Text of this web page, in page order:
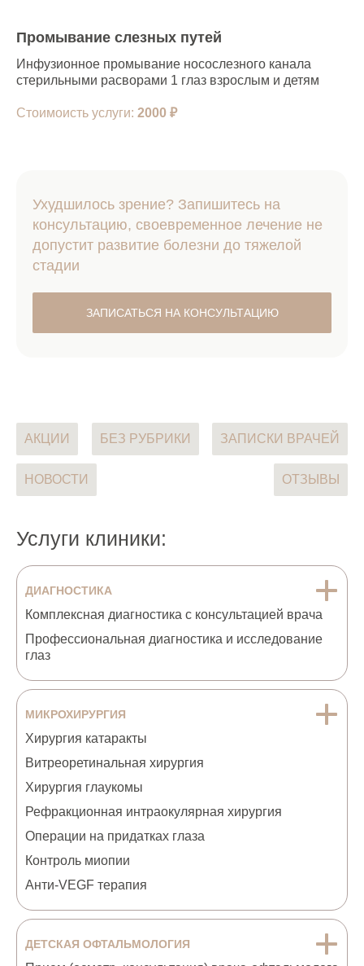
АКЦИИ БЕЗ РУБРИКИ ЗАПИСКИ ВРАЧЕЙ
НОВОСТИ ОТЗЫВЫ
Услуги клиники:
ДИАГНОСТИКА
Комплексная диагностика с консультацией врача
Профессиональная диагностика и исследование
глаз
МИКРОХИРУРГИЯ
Хирургия катаракты
Витреоретинальная хирургия
Хирургия глаукомы
Рефракционная интраокулярная хирургия
Операции на придатках глаза
Контроль миопии
Анти-VEGF терапия
ДЕТСКАЯ ОФТАЛЬМОЛОГИЯ
Промывание слезных путей
Инфузионное промывание носослезного канала
стерильными расворами 1 глаз взрослым и детям
Стоимоисть услуги: 2000 ₽
Ухудшилось зрение? Запишитесь на
консультацию, своевременное лечение не
допустит развитие болезни до тяжелой
стадии
ЗАПИСАТЬСЯ НА КОНСУЛЬТАЦИЮ